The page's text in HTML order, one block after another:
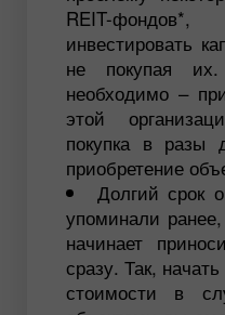
REIT-
инвестировать
не покупая
необходимо –
этой
покупка в разы
приобретение
Долгий срок
упоминали
начинает
сразу. Так,
стоимости в